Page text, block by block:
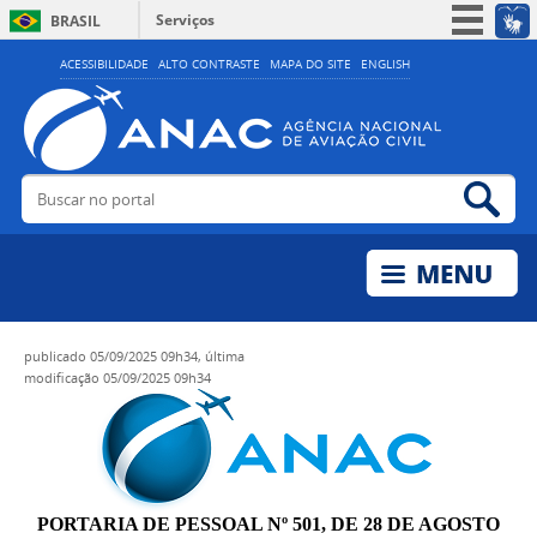
ACESSIBILIDADE ALTO CONTRASTE MAPA DO SITE ENGLISH
BRASIL
Serviços
Simplifique!
Acesso à informação
Legislação
Buscar no portal
publicado 05/09/2025 09h34, última
modificação 05/09/2025 09h34
PORTARIA DE PESSOAL Nº 501, DE 28 DE AGOSTO